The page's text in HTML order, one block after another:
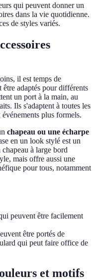
qui peuvent donner un
dans la vie quotidienne.
de styles variés.
il est temps de
être adaptés pour différents
un port à la main, au
Ils s'adaptent à toutes les
plus formels.
chapeau ou une écharpe
en un look stylé est un
à large bord
mais offre aussi une
pour tous, notamment
peuvent être facilement
être portés de
qui peut faire office de
et motifs